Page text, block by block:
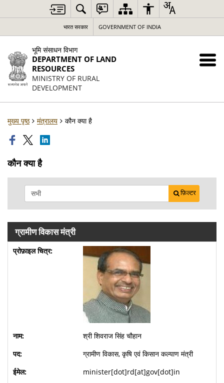
भारत सरकार GOVERNMENT OF INDIA
भूमि संसाधन विभाग
DEPARTMENT OF LAND
RESOURCES
MINISTRY OF RURAL
DEVELOPMENT
मुख्य पृष्ठ मंत्रालय कौन क्या है
कौन क्या है
फ़िल्टर
ग्रामीण विकास मंत्री
श्री शिवराज सिंह चौहान
ग्रामीण विकास, कृषि एवं किसान कल्याण मंत्री
minister[dot]rd[at]gov[dot]in